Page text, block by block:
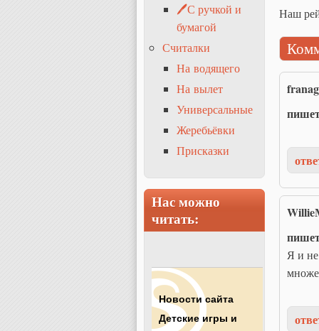
Наш
Я и не
🖊С ручкой и
бумагой
Считалки
На водящего
На вылет
Универсальные
Жеребьёвки
Присказки
Нас можно
читать:
Новости сайта
Детские игры и